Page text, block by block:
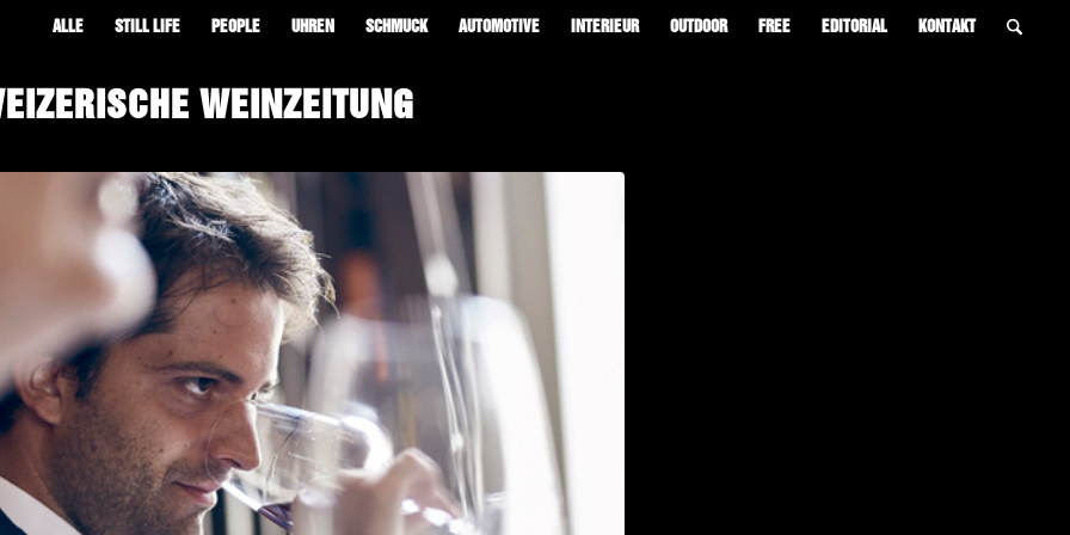
ALLE STILL LIFE PEOPLE UHREN SCHMUCK AUTOMOTIVE INTERIEUR OUTDOOR FREE EDITORIAL KONTAKT
WEINZEITUNG